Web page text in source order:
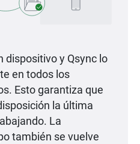
dispositivo y Qsync lo
en todos los
Esto garantiza que
la última
La
también se vuelve